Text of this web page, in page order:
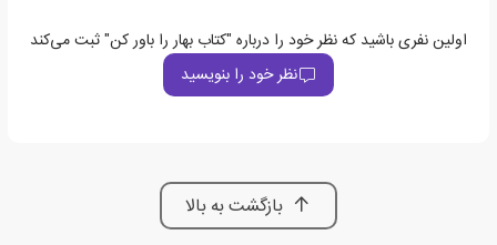
اولین نفری باشید که نظر خود را درباره "کتاب بهار را باور کن" ثبت می‌کند
نظر خود را بنویسید
بازگشت به بالا